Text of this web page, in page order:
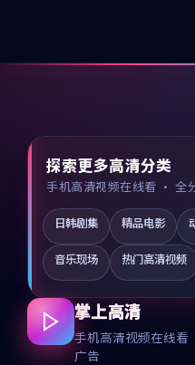
探索更多高清分类
手机高清视频在线看 · 全
日韩剧集 精品电影
音乐现场 热门高清视频
掌上高清
手机高清视频在线
广告